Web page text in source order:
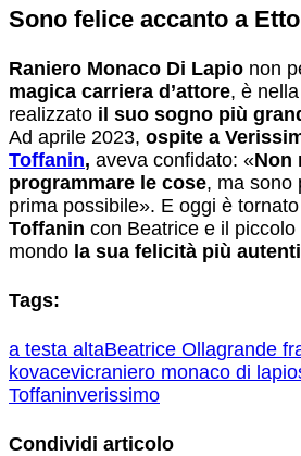
Sono felice accanto a
Raniero Monaco Di Lapio non
magica carriera d’attore, è
realizzato il suo sogno più
Ad aprile 2023, ospite a
Toffanin, aveva confidato: «Non
programmare le cose, ma sono
prima possibile». E oggi è
Toffanin con Beatrice e il piccolo
mondo la sua felicità più
Tags:
a testa altaBeatrice Ollagrande
kovacevicraniero monaco di lapio
Toffaninverissimo
Condividi articolo